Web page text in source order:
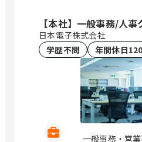
【本社】一般事務/人事
日本電子株式会社
学歴不問
年間休日
一般事務・営